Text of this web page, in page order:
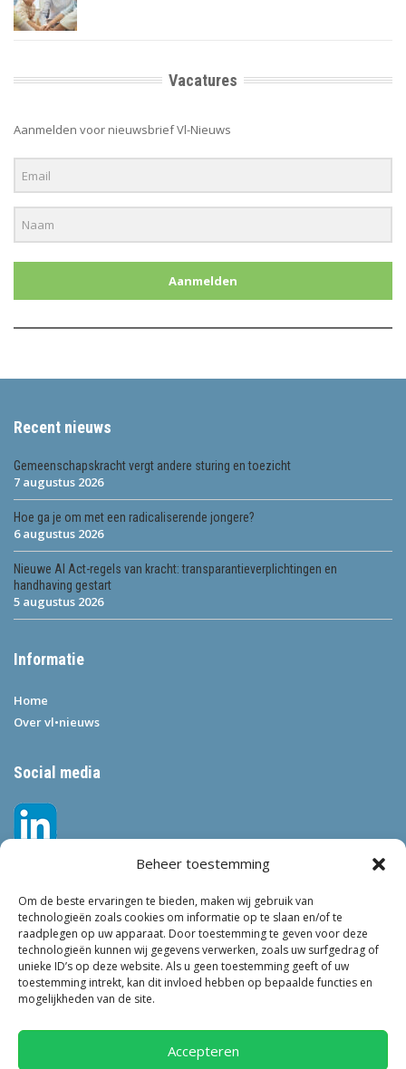
Beheer toestemming
Om de beste ervaringen te bieden, maken wij gebruik van
technologieën zoals cookies om informatie op te slaan en/of te
raadplegen op uw apparaat. Door toestemming te geven voor deze
technologieën kunnen wij gegevens verwerken, zoals uw surfgedrag of
unieke ID’s op deze website. Als u geen toestemming geeft of uw
toestemming intrekt, kan dit invloed hebben op bepaalde functies en
mogelijkheden van de site.
Accepteren
Vacatures
Aanmelden voor nieuwsbrief Vl-Nieuws
Aanmelden
Recent nieuws
Gemeenschapskracht vergt andere sturing en toezicht
7 augustus 2026
Hoe ga je om met een radicaliserende jongere?
6 augustus 2026
Nieuwe AI Act-regels van kracht: transparantieverplichtingen en
handhaving gestart
5 augustus 2026
Informatie
Home
Over vl•nieuws
Social media
Tags
VEILIGHEID LEEFBAARHEID
OM KINDEREN